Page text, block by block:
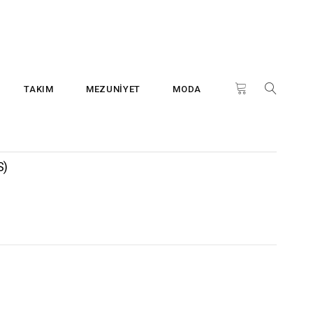
TAKIM MEZUNİYET MODA